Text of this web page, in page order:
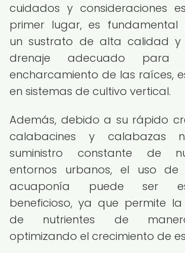
cuidados y consideraciones
primer lugar, es fundamental
un sustrato de alta calidad y
drenaje adecuado para
encharcamiento de las raíces,
en sistemas de cultivo vertical.
Además, debido a su rápido
calabacines y calabazas
suministro constante de
entornos urbanos, el uso de
acuaponía puede ser
beneficioso, ya que permite la
de nutrientes de
optimizando el crecimiento de